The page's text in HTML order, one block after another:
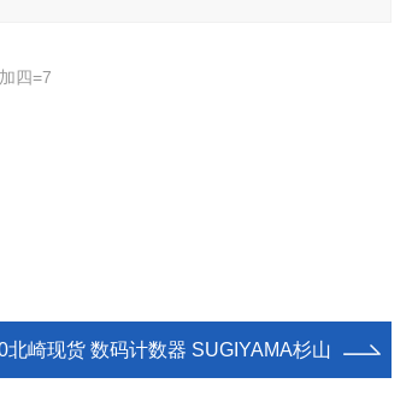
四=7
北崎现货 数码计数器 SUGIYAMA杉山